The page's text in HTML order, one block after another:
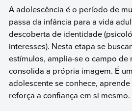
A adolescência é o período de
passa da infância para a vida
descoberta de identidade
interesses). Nesta etapa se
estímulos, amplia-se o campo de
consolida a própria imagem. É
adolescente se conhece,
reforça a confiança em si mesmo.